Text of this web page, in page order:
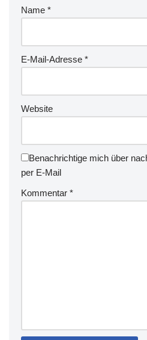
Name *
E-Mail-Adresse *
Website
Benachrichtige mich über
per E-Mail
Kommentar *